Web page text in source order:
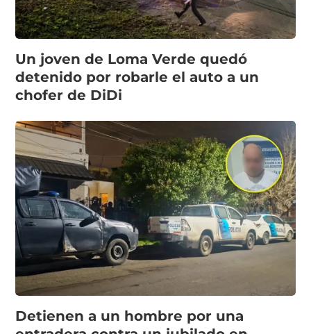
Un joven de Loma Verde quedó
detenido por robarle el auto a un
chofer de DiDi
Detienen a un hombre por una